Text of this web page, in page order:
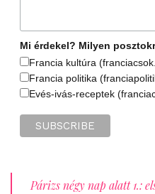
Mi érdekel? Milyen
Francia kultúra
Francia politika
Evés-ivás-receptek
Párizs négy nap alatt 1.: